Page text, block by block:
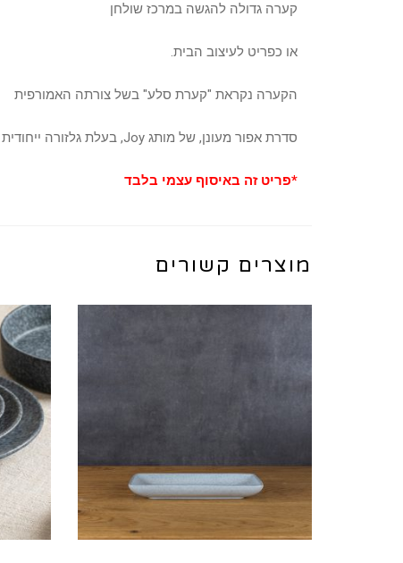
קערה גדולה להגשה במרכז שולחן
או כפריט לעיצוב הבית.
הקערה נקראת "קערת סלע" בשל צורתה האמורפית
סדרת אפור מעונן, של מותג Joy, בעלת גלזורה ייחודית בגוונים אפור,כחול ושחור
*פריט זה באיסוף עצמי בלבד
מוצרים קשורים